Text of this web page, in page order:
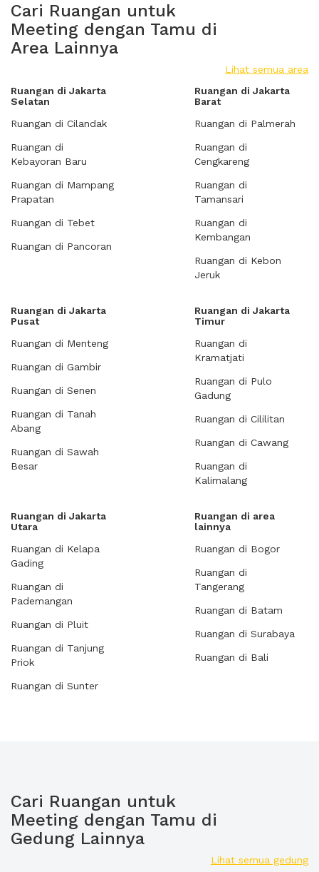
Cari Ruangan untuk
Meeting dengan Tamu di
Area Lainnya
Lihat semua area
Ruangan di Jakarta
Selatan
Ruangan di Cilandak
Ruangan di
Kebayoran Baru
Ruangan di Mampang
Prapatan
Ruangan di Tebet
Ruangan di Pancoran
Ruangan di Jakarta
Barat
Ruangan di Palmerah
Ruangan di
Cengkareng
Ruangan di
Tamansari
Ruangan di
Kembangan
Ruangan di Kebon
Jeruk
Ruangan di Jakarta
Pusat
Ruangan di Menteng
Ruangan di Gambir
Ruangan di Senen
Ruangan di Tanah
Abang
Ruangan di Sawah
Besar
Ruangan di Jakarta
Timur
Ruangan di
Kramatjati
Ruangan di Pulo
Gadung
Ruangan di Cililitan
Ruangan di Cawang
Ruangan di
Kalimalang
Ruangan di Jakarta
Utara
Ruangan di Kelapa
Gading
Ruangan di
Pademangan
Ruangan di Pluit
Ruangan di Tanjung
Priok
Ruangan di Sunter
Ruangan di area
lainnya
Ruangan di Bogor
Ruangan di
Tangerang
Ruangan di Batam
Ruangan di Surabaya
Ruangan di Bali
Cari Ruangan untuk
Meeting dengan Tamu di
Gedung Lainnya
Lihat semua gedung